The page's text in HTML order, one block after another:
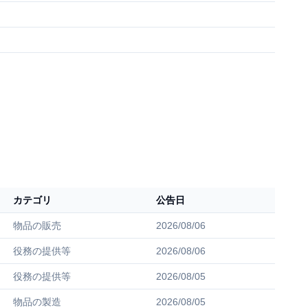
カテゴリ 公告日
物品の販売 2026/08/06
役務の提供等 2026/08/06
役務の提供等 2026/08/05
物品の製造 2026/08/05